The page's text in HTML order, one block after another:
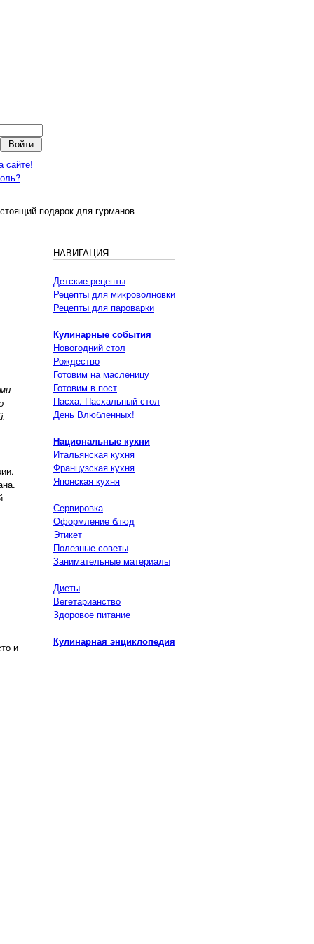
сайте!
подарок для гурманов
и
НАВИГАЦИЯ
Детские рецепты
Рецепты для микроволновки
Рецепты для пароварки
Кулинарные события
Новогодний стол
Рождество
Готовим на масленицу
Готовим в пост
Пасха. Пасхальный стол
День Влюбленных!
Национальные кухни
Итальянская кухня
Французская кухня
Японская кухня
Сервировка
Оформление блюд
Этикет
Полезные советы
Занимательные материалы
Диеты
Вегетарианство
Здоровое питание
Кулинарная энциклопедия